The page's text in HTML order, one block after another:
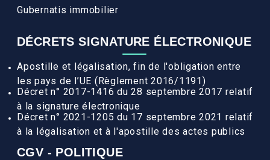
Gubernatis immobilier
DÉCRETS SIGNATURE ÉLECTRONIQUE
Apostille et légalisation, fin de l'obligation entre
les pays de l’UE (Règlement 2016/1191)
Décret n° 2017-1416 du 28 septembre 2017 relatif
à la signature électronique
Décret n° 2021-1205 du 17 septembre 2021 relatif
à la légalisation et à l'apostille des actes publics
CGV - POLITIQUE